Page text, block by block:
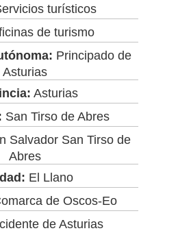
turísticos
de turismo
Principado de
Asturias
Asturias
San Tirso de Abres
Salvador San Tirso de
Abres
El Llano
de Oscos-Eo
de Asturias